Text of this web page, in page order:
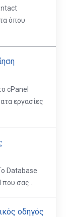
όπου
cPanel
εργασίες
Database
σας...
οδηγός